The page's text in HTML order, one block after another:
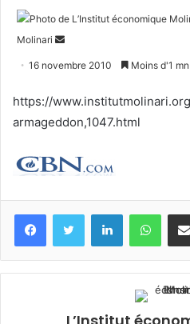
Molinari
Envoyer
16 novembre 2010 Moins d'1
https://
armageddon,1047.html
FacebookTwitter Linkedin